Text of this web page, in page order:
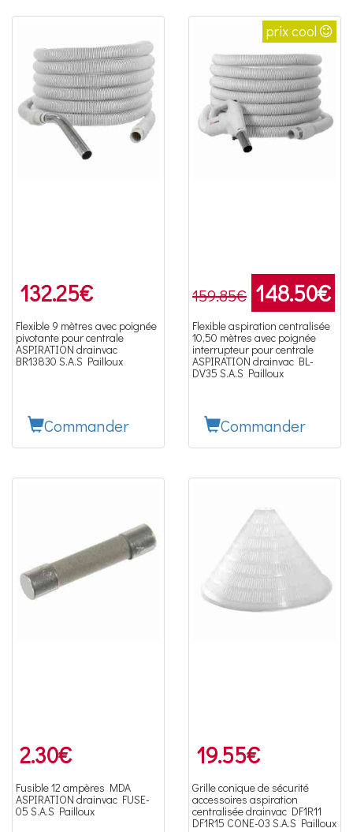
132.25€
Flexible 9 mètres avec poignée
pivotante pour centrale
ASPIRATION drainvac
BR13830 S.A.S Pailloux
Commander
prix cool
159.85€ 148.50€
Flexible aspiration centralisée
10,50 mètres avec poignée
interrupteur pour centrale
ASPIRATION drainvac BL-
DV35 S.A.S Pailloux
Commander
2.30€
Fusible 12 ampères MDA
ASPIRATION drainvac FUSE-
05 S.A.S Pailloux
19.55€
Grille conique de sécurité
accessoires aspiration
centralisée drainvac DF1R11
DF1R15 CONE-03 S.A.S Pailloux